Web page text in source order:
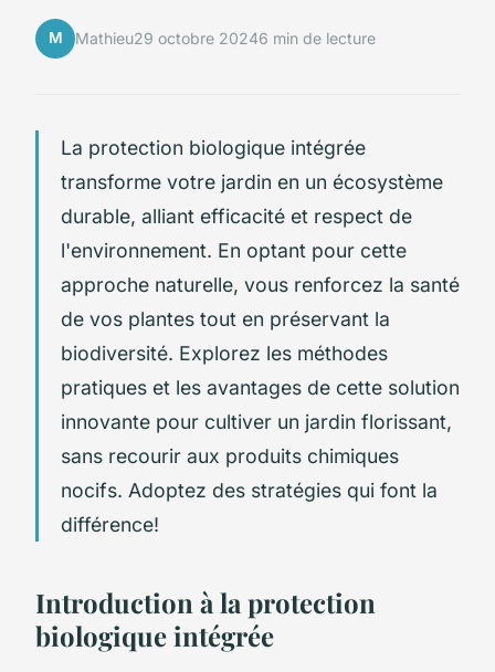
M Mathieu29 octobre 20246 min de lecture
La protection biologique intégrée
transforme votre jardin en un écosystème
durable, alliant efficacité et respect de
l'environnement. En optant pour cette
approche naturelle, vous renforcez la santé
de vos plantes tout en préservant la
biodiversité. Explorez les méthodes
pratiques et les avantages de cette solution
innovante pour cultiver un jardin florissant,
sans recourir aux produits chimiques
nocifs. Adoptez des stratégies qui font la
différence!
Introduction à la protection
biologique intégrée